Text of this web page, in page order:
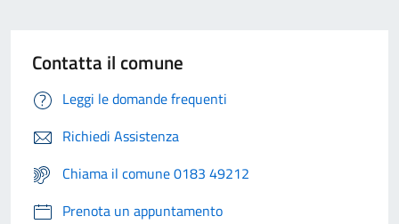
Contatta il comune
Leggi le domande frequenti
Richiedi Assistenza
Chiama il comune 0183 49212
Prenota un appuntamento